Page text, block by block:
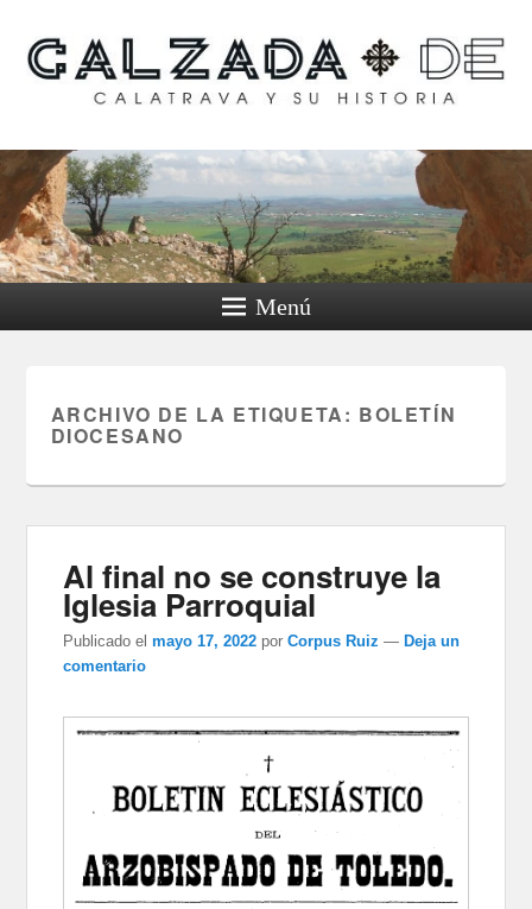
Calzada de Calatrava y
su historia
Menú
ARCHIVO DE LA ETIQUETA: BOLETÍN
DIOCESANO
Al final no se construye la
Iglesia Parroquial
Publicado el mayo 17, 2022 porCorpus Ruiz — Deja un
comentario